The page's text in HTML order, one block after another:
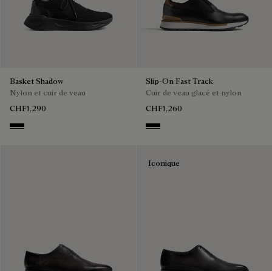
Basket Shadow
Nylon et cuir de veau
CHF1,290
Jet Black
Slip-On Fast Track
Cuir de veau glacé et nylon
CHF1,260
NERO
Iconique